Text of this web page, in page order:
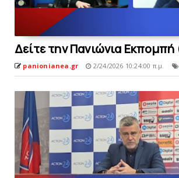
Δείτε την Πανιώνια
panionianea.gr 2/24/2026 10:24:00 π.μ.